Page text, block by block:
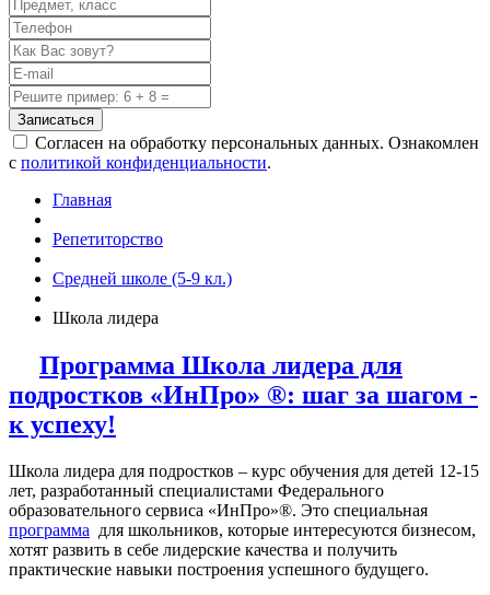
Записаться
Согласен на обработку персональных данных. Ознакомлен
с политикой конфиденциальности.
Главная
Репетиторство
Средней школе (5-9 кл.)
Школа лидера
Программа Школа лидера для
подростков «ИнПро» ®: шаг за шагом -
к успеху!
Школа лидера для подростков – курс обучения для детей 12-15
лет, разработанный специалистами Федерального
образовательного сервиса «ИнПро»®. Это специальная
программа для школьников, которые интересуются бизнесом,
хотят развить в себе лидерские качества и получить
практические навыки построения успешного будущего.